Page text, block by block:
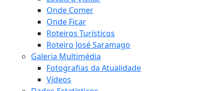
Onde Comer
Onde Ficar
Roteiros Turísticos
Roteiro José Saramago
Galeria Multimédia
Fotografias da Atualidade
Vídeos